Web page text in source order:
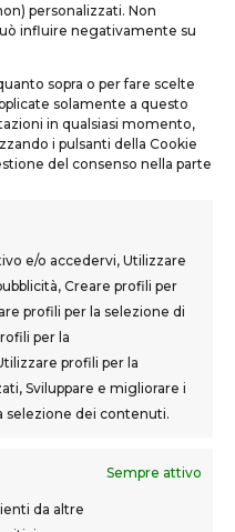
personalizzati. Non
influire negativamente su
sopra o per fare scelte
solamente a questo
in qualsiasi momento,
i pulsanti della Cookie
del consenso nella parte
e/o accedervi, Utilizzare
Creare profili per
profili per la selezione di
per la
profili per la
Sviluppare e migliorare i
selezione dei contenuti.
Sempre attivo
da altre
SRL
Sotto (PI)
Vinci
12
di Sotto